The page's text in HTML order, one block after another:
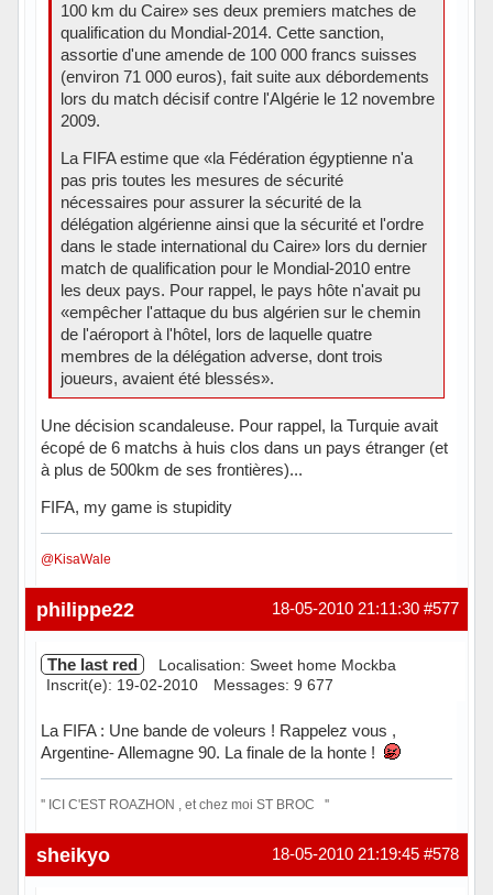
100 km du Caire» ses deux premiers matches de
qualification du Mondial-2014. Cette sanction,
assortie d'une amende de 100 000 francs suisses
(environ 71 000 euros), fait suite aux débordements
lors du match décisif contre l'Algérie le 12 novembre
2009.
La FIFA estime que «la Fédération égyptienne n'a
pas pris toutes les mesures de sécurité
nécessaires pour assurer la sécurité de la
délégation algérienne ainsi que la sécurité et l'ordre
dans le stade international du Caire» lors du dernier
match de qualification pour le Mondial-2010 entre
les deux pays. Pour rappel, le pays hôte n'avait pu
«empêcher l'attaque du bus algérien sur le chemin
de l'aéroport à l'hôtel, lors de laquelle quatre
membres de la délégation adverse, dont trois
joueurs, avaient été blessés».
Une décision scandaleuse. Pour rappel, la Turquie avait
écopé de 6 matchs à huis clos dans un pays étranger (et
à plus de 500km de ses frontières)...
FIFA, my game is stupidity
@KisaWale
Hors ligne #577
18-05-2010 21:11:30
philippe22
The last red
Localisation: Sweet home Mockba
Inscrit(e): 19-02-2010
Messages: 9 677
La FIFA : Une bande de voleurs ! Rappelez vous ,
Argentine- Allemagne 90. La finale de la honte !
'' ICI C'EST ROAZHON , et chez moi ST BROC ''
Hors ligne #578
18-05-2010 21:19:45
sheikyo